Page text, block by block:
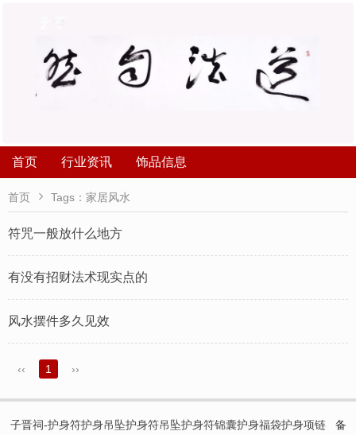
首页 行业资讯 饰品信息
首页  Tags：家居风水
符咒一般放什么地方
有没有招财法术现实点的
风水摆件多久见效
‹‹ 1 ››
子晋祠-护身符护身吊坠护身符吊坠护身符锦囊护身福袋护身项链备